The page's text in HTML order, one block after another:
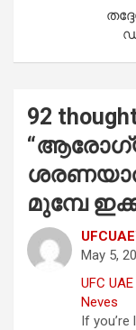
92
“
മുമ്പേ
May 5,
UFC
Neves
If